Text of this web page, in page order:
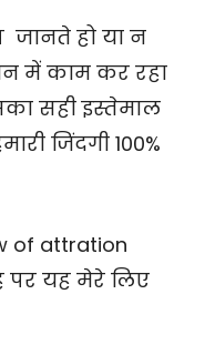
जानते हो या न
में काम कर रहा
सही इस्तेमाल
जिंदगी 100%
of attration
पर यह मेरे लिए